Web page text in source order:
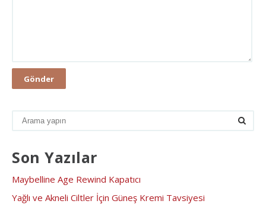
Son Yazılar
Maybelline Age Rewind Kapatıcı
Yağlı ve Akneli Ciltler İçin Güneş Kremi Tavsiyesi